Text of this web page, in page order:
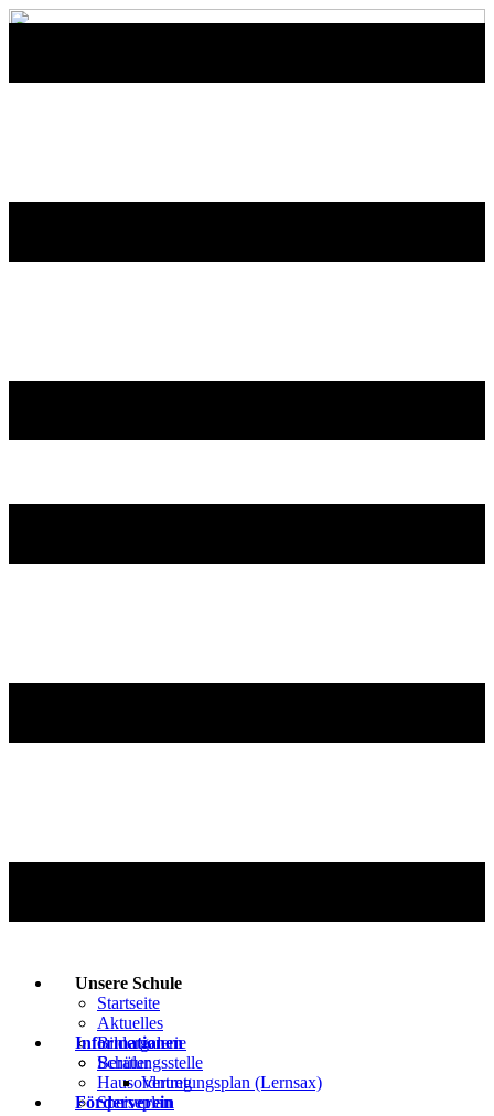
Unsere Schule
Startseite
Aktuelles
Bildergalerie
Beratungsstelle
Hausordnung
Speiseplan
Informationen
Schüler
Vertretungsplan (Lernsax)
Förderverein